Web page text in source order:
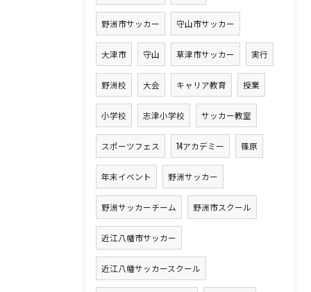
野洲市サッカー 守山市サッカー
大津市 守山 草津市サッカー 実行
野洲校 大会 キャリア教育 授業
小学校 志津小学校 サッカー教室
スポーツフェス 14アカデミー 篠原
年末イベント 野洲サッカー
野洲サッカーチーム 野洲市スクール
近江八幡市サッカー
近江八幡サッカースクール